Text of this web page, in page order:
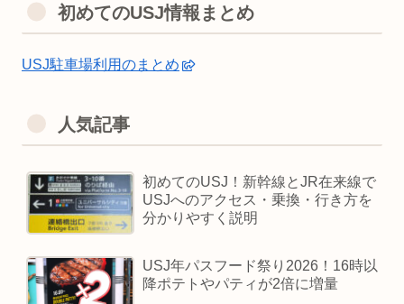
初めてのUSJ情報まとめ
USJ駐車場利用のまとめ
人気記事
初めてのUSJ！新幹線とJR在来線で
USJへのアクセス・乗換・行き方を
分かりやすく説明
USJ年パスフード祭り2026！16時以
降ポテトやパティが2倍に増量